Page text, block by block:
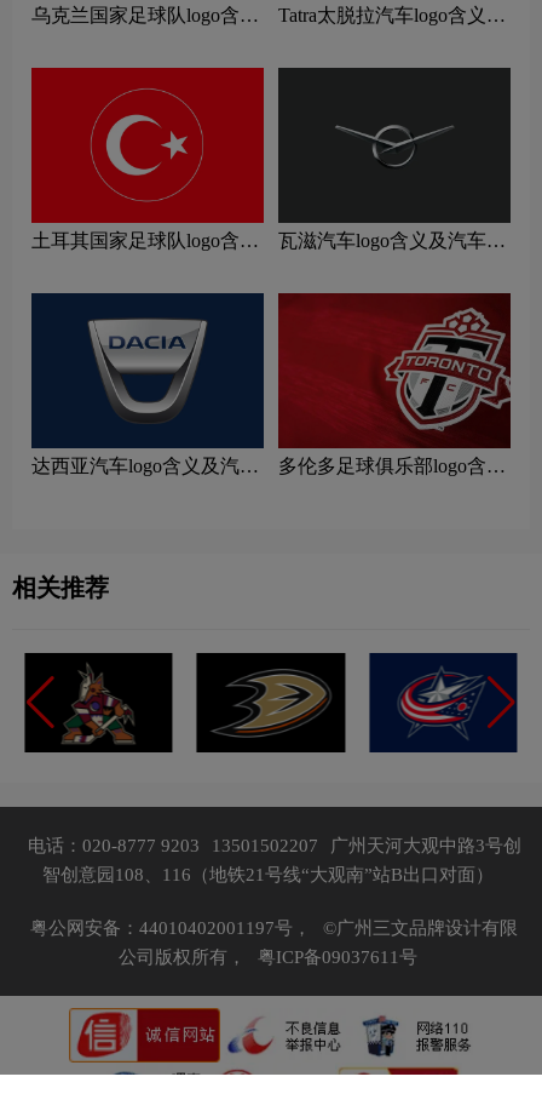
乌克兰国家足球队logo含义
Tatra太脱拉汽车logo含义及
土耳其国家足球队logo含义
瓦滋汽车logo含义及汽车品
达西亚汽车logo含义及汽车
多伦多足球俱乐部logo含义
相关推荐
电话：020-8777 9203 13501502207
广州天河大观中路3号创
智创意园108、116（地铁21号线“大观南”站B出口对面）
粤公网安备：44010402001197号，
©广州三文品牌设计有限
公司版权所有，
粤ICP备09037611号